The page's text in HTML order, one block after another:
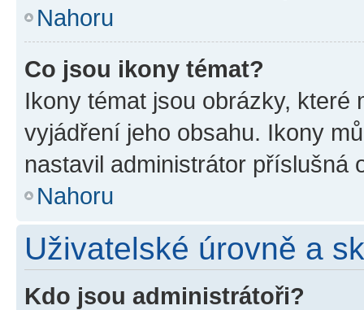
Nahoru
Co jsou ikony témat?
Ikony témat jsou obrázky,
vyjádření jeho obsahu. Ikony
nastavil administrátor příslušná
Nahoru
Uživatelské úrovně a
Kdo jsou administrátoři?